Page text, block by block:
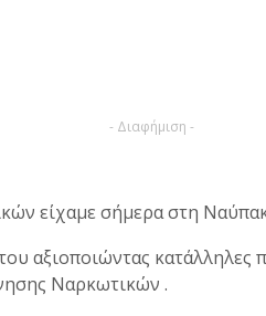
- Διαφήμιση -
είχαμε σήμερα στη
αξιοποιώντας
Ναρκωτικών .